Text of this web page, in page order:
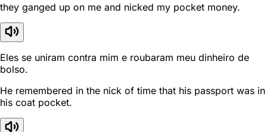
they ganged up on me and nicked my pocket money.
Eles se uniram contra mim e roubaram meu dinheiro de
bolso.
He remembered in the nick of time that his passport was in
his coat pocket.